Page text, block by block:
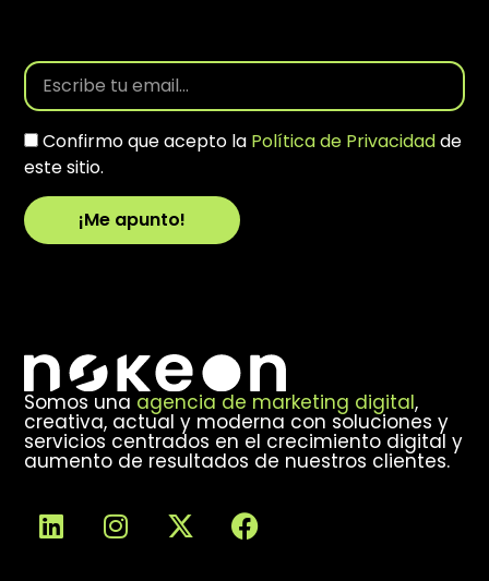
Confirmo que acepto la Política de Privacidadde
este sitio.
¡Me apunto!
Somos una agencia de marketing digital,
creativa, actual y moderna con soluciones y
servicios centrados en el crecimiento digital y
aumento de resultados de nuestros clientes.